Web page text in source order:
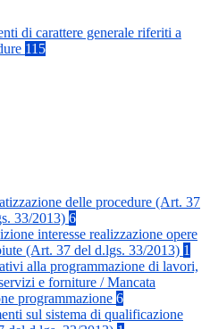
di carattere generale riferiti a
115
delle procedure (Art. 37
33/2013) 6
interesse realizzazione opere
(Art. 37 del d.lgs. 33/2013) 1
alla programmazione di lavori,
e forniture / Mancata
programmazione 6
sul sistema di qualificazione